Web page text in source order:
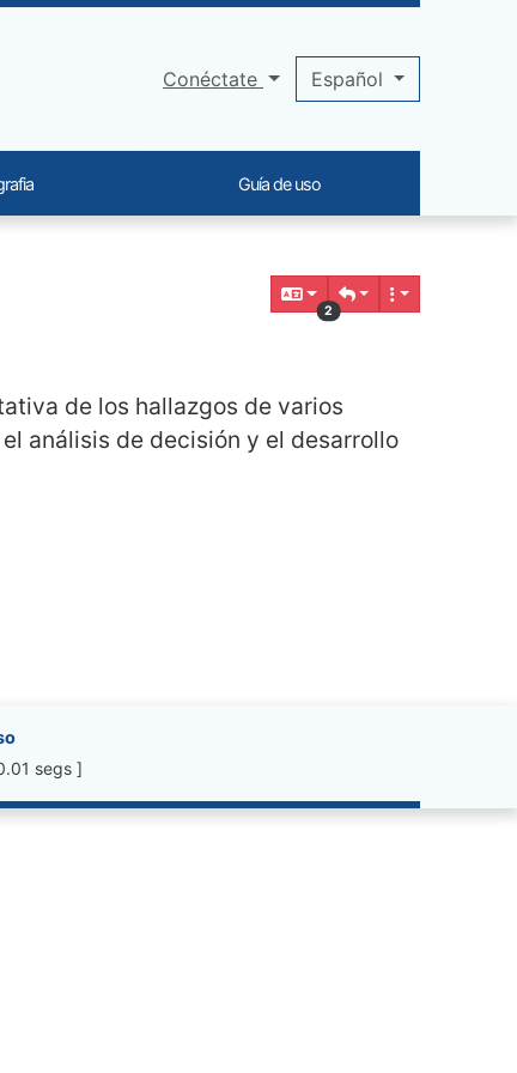
2
de los hallazgos de varios
análisis de decisión y el desarrollo
segs ]
Conéctate Español
Guía de uso